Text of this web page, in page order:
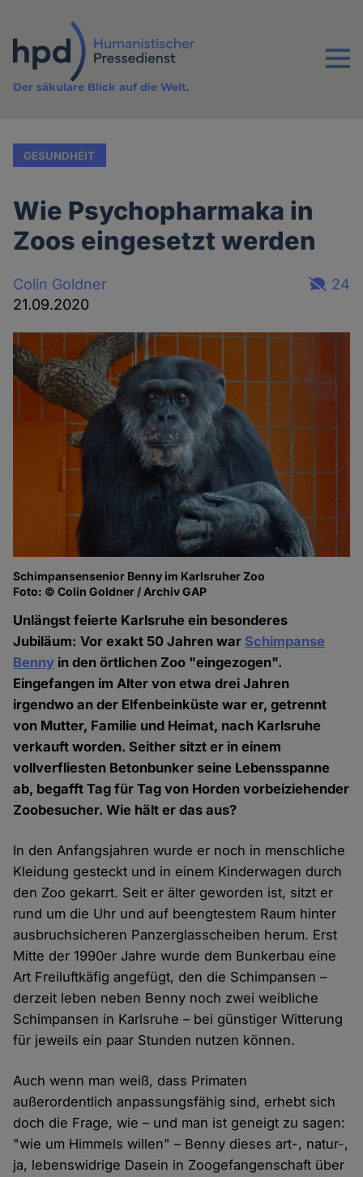
Inhalt
Menu
Der säkulare Blick auf die Welt.
GESUNDHEIT
Wie Psychopharmaka in
Zoos eingesetzt werden
Colin Goldner
21.09.2020
24
Schimpansensenior Benny im Karlsruher Zoo
Foto: © Colin Goldner / Archiv GAP
Unlängst feierte Karlsruhe ein besonderes
Jubiläum: Vor exakt 50 Jahren war Schimpanse
Benny in den örtlichen Zoo "eingezogen".
Eingefangen im Alter von etwa drei Jahren
irgendwo an der Elfenbeinküste war er, getrennt
von Mutter, Familie und Heimat, nach Karlsruhe
verkauft worden. Seither sitzt er in einem
vollverfliesten Betonbunker seine Lebensspanne
ab, begafft Tag für Tag von Horden vorbeiziehender
Zoobesucher. Wie hält er das aus?
In den Anfangsjahren wurde er noch in menschliche
Kleidung gesteckt und in einem Kinderwagen durch
den Zoo gekarrt. Seit er älter geworden ist, sitzt er
rund um die Uhr und auf beengtestem Raum hinter
ausbruchsicheren Panzerglasscheiben herum. Erst
Mitte der 1990er Jahre wurde dem Bunkerbau eine
Art Freiluftkäfig angefügt, den die Schimpansen –
derzeit leben neben Benny noch zwei weibliche
Schimpansen in Karlsruhe – bei günstiger Witterung
für jeweils ein paar Stunden nutzen können.
Auch wenn man weiß, dass Primaten
außerordentlich anpassungsfähig sind, erhebt sich
doch die Frage, wie – und man ist geneigt zu sagen:
"wie um Himmels willen" – Benny dieses art-, natur-,
ja, lebenswidrige Dasein in Zoogefangenschaft über